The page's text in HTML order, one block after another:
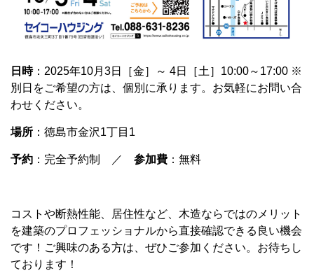
日時：2025年10月3日［金］～ 4日［土］10:00～17:00 ※
別日をご希望の方は、個別に承ります。お気軽にお問い合
わせください。
場所 ：徳島市金沢1丁目1
予約 ：完全予約制 ／ 参加費 ：無料
コストや断熱性能、居住性など、木造ならではのメリット
を建築のプロフェッショナルから直接確認できる良い機会
です！ご興味のある方は、ぜひご参加ください。お待ちし
ております！